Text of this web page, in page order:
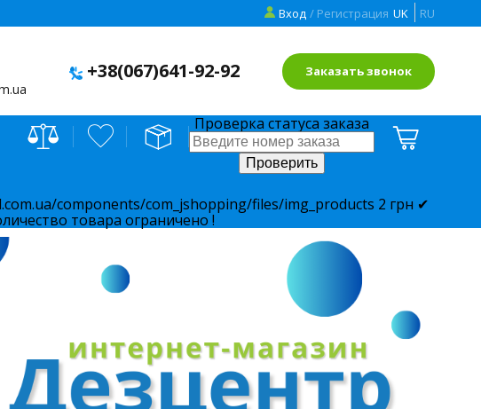
Вход / Регистрация UK RU
+38(067)641-92-92 Заказать звонок
Проверка статуса заказа
components/com_jshopping/files/img_products 2 грн ✔
товара ограничено !